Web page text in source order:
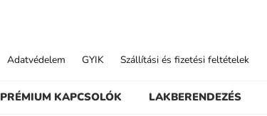
PRÉMIUM KAPCSOLÓK LAKBERENDEZÉS
Adatvédelem GYIK Szállítási és fizetési feltételek